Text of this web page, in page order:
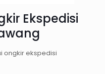
Ekspedisi
ongkir ekspedisi